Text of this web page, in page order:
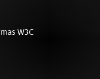
W3C